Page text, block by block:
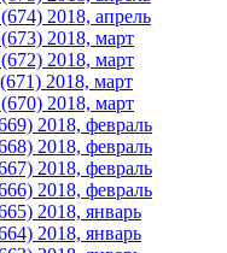
2018, апрель
2018, март
2018, март
2018, март
2018, март
2018, февраль
2018, февраль
2018, февраль
2018, февраль
2018, январь
2018, январь